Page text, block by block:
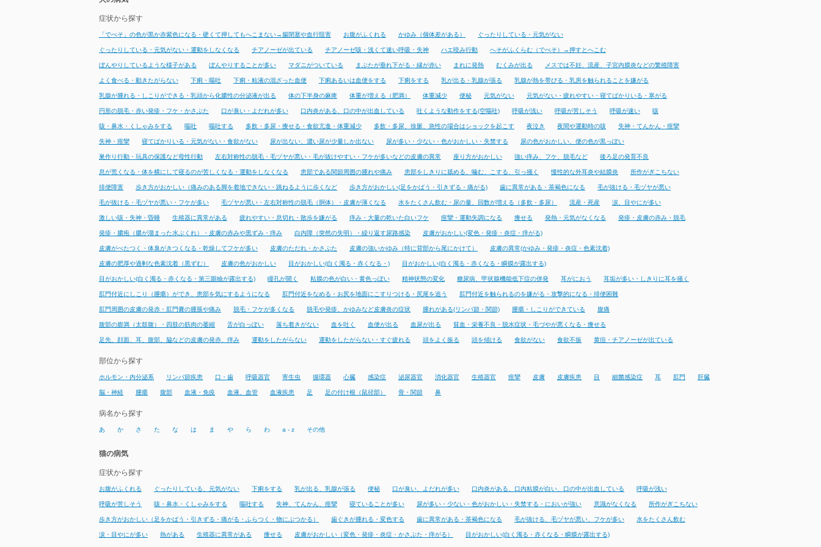
症状から探す
「でべそ」の色が黒か赤紫色になる・硬くて押してもへこまない→腸閉塞や血行阻害 お腹がふくれる かゆみ（個体差がある） ぐったりしている・元気がない
ぐったりしている・元気がない・運動をしなくなる チアノーゼが出ている チアノーゼ咳・浅くて速い呼吸・失神 ハエ咬み行動 へそがふくらむ（でべそ）→押すとへこむ
ぼんやりしているような様子がある ぼんやりすることが多い マダニがついている まぶたが垂れ下がる・縁が赤い まれに発熱 むくみが出る メスでは不妊、流産、子宮内膜炎などの繁殖障害
よく食べる・動きたがらない 下痢・嘔吐 下痢・粘液の混ざった血便 下痢あるいは血便をする 下痢をする 乳が出る・乳腺が張る 乳腺が熱を帯びる・乳房を触られることを嫌がる
乳腺が腫れる・しこりができる・乳頭から化膿性の分泌液が出る 体の下半身の麻痺 体重が増える（肥満） 体重減少 便秘 元気がない 元気がない・疲れやすい・寝てばかりいる・寒がる
円形の脱毛・赤い発疹・フケ・かさぶた 口が臭い・よだれが多い 口内炎がある、口の中が出血している 吐くような動作をする(空嘔吐) 呼吸が浅い 呼吸が苦しそう 呼吸が速い 咳
咳・鼻水・くしゃみをする 嘔吐 嘔吐する 多飲・多尿・痩せる・食欲亢進・体重減少 多飲・多尿、徐脈、急性の場合はショックを起こす 夜泣き 夜間や運動時の咳 失神・てんかん・痙攣
失神・痙攣 寝てばかりいる・元気がない・食欲がない 尿が出ない、濃い尿が少量しか出ない 尿が多い・少ない・色がおかしい・失禁する 尿の色がおかしい、便の色が黒っぽい
巣作り行動・玩具の保護など母性行動 左右対称性の脱毛・毛ヅヤが悪い・毛が抜けやすい・フケが多いなどの皮膚の異常 座り方がおかしい 強い痒み、フケ、脱毛など 後ろ足の発育不良
息が荒くなる・体を横にして寝るのが苦しくなる・運動をしなくなる 患部である関節周囲の腫れや痛み 患部をしきりに舐める、噛む、こする、引っ掻く 慢性的な外耳炎や結膜炎 所作がぎこちない
排便障害 歩き方がおかしい（痛みのある脚を着地できない・跳ねるように歩くなど 歩き方がおかしい(足をかばう・引きずる・痛がる) 歯に異常がある・茶褐色になる 毛が抜ける・毛ヅヤが悪い
毛が抜ける・毛ヅヤが悪い・フケが多い 毛ヅヤが悪い・左右対称性の脱毛（胴体）・皮膚が薄くなる 水をたくさん飲む・尿の量、回数が増える（多飲・多尿） 流産・死産 涙、目やにが多い
激しい咳・失神・昏睡 生殖器に異常がある 疲れやすい・息切れ・散歩を嫌がる 痒み・大量の乾いた白いフケ 痙攣・運動失調になる 痩せる 発熱・元気がなくなる 発疹・皮膚の赤み・脱毛
発疹・膿疱（膿が溜まった水ぶくれ）・皮膚の赤みや黒ずみ・痒み 白内障（突然の失明）・繰り返す尿路感染 皮膚がおかしい(変色・発疹・炎症・痒がる)
皮膚がべたつく・体臭がきつくなる・乾燥してフケが多い 皮膚のただれ・かさぶた 皮膚の強いかゆみ（特に背部から尾にかけて） 皮膚の異常(かゆみ・発疹・炎症・色素沈着)
皮膚の肥厚や過剰な色素沈着（黒ずむ） 皮膚の色がおかしい 目がおかしい(白く濁る・赤くなる・) 目がおかしい(白く濁る・赤くなる・瞬膜が露出する)
目がおかしい(白く濁る・赤くなる・第三眼瞼が露出する) 瞳孔が開く 粘膜の色が白い・黄色っぽい 精神状態の変化 糖尿病、甲状腺機能低下症の併発 耳がにおう 耳垢が多い・しきりに耳を掻く
肛門付近にしこり（腫瘍）ができ、患部を気にするようになる 肛門付近をなめる・お尻を地面にこすりつける・尻尾を追う 肛門付近を触られるのを嫌がる・攻撃的になる・排便困難
肛門周囲の皮膚の発赤・肛門嚢の腫脹や痛み 脱毛・フケが多くなる 脱毛や発疹、かゆみなど皮膚炎の症状 腫れがある(リンパ節・関節) 腫瘍・しこりができている 腹痛
腹部の膨満（太鼓腹）・四肢の筋肉の萎縮 舌が白っぽい 落ち着きがない 血を吐く 血便が出る 血尿が出る 貧血・栄養不良・脱水症状・毛づやが悪くなる・痩せる
足先、顔面、耳、腹部、脇などの皮膚の発赤、痒み 運動をしたがらない 運動をしたがらない・すぐ疲れる 頭をよく振る 頭を傾ける 食欲がない 食欲不振 黄疸・チアノーゼが出ている
部位から探す
ホルモン・内分泌系 リンパ節疾患 口・歯 呼吸器官 寄生虫 循環器 心臓 感染症 泌尿器官 消化器官 生殖器官 痙攣 皮膚 皮膚疾患 目 細菌感染症 耳 肛門 肝臓
脳・神経 腫瘍 腹部 血液・免疫 血液、血管 血液疾患 足 足の付け根（鼠径部） 骨・関節 鼻
病名から探す
あ か さ た な は ま や ら わ a - z その他
猫の病気
症状から探す
お腹がふくれる ぐったりしている、元気がない 下痢をする 乳が出る、乳腺が張る 便秘 口が臭い、よだれが多い 口内炎がある、口内粘膜が白い、口の中が出血している 呼吸が浅い
呼吸が苦しそう 咳・鼻水・くしゃみをする 嘔吐する 失神、てんかん、痙攣 寝ていることが多い 尿が多い・少ない・色がおかしい・失禁する・においが強い 意識がなくなる 所作がぎこちない
歩き方がおかしい（足をかばう・引きずる・痛がる・ふらつく・物にぶつかる） 歯ぐきが腫れる・変色する 歯に異常がある・茶褐色になる 毛が抜ける、毛ヅヤが悪い、フケが多い 水をたくさん飲む
涙・目やにが多い 熱がある 生殖器に異常がある 痩せる 皮膚がおかしい（変色・発疹・炎症・かさぶた・痒がる） 目がおかしい(白く濁る・赤くなる・瞬膜が露出する)